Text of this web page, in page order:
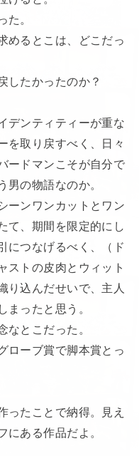
た。
めるとこは、どこだっ
したかったのか？
デンティティーが重な
を取り戻すべく、日々
ードマンこそが自分で
男の物語なのか。
ーンワンカットとワン
て、期間を限定的にし
につなげるべく、（ド
ストの皮肉とウィット
り込んだせいで、主人
まったと思う。
なとこだった。
ローブ賞で脚本賞とっ
ったことで納得。見え
にある作品だよ。